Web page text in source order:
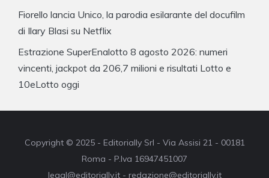
Fiorello lancia Unico, la parodia esilarante del docufilm
di Ilary Blasi su Netflix
Estrazione SuperEnalotto 8 agosto 2026: numeri
vincenti, jackpot da 206,7 milioni e risultati Lotto e
10eLotto oggi
Copyright © 2025 - Editorially Srl - Via Assisi 21 - 00181
Roma - P.Iva 16947451007
legal@editorially.it - redazione@editorially.it